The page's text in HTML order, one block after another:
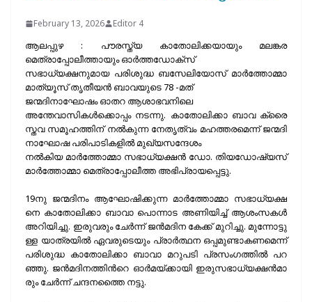
February 13, 2026 Editor 4
ആലപ്പുഴ : പൗരസ്ത്യ കാതോലിക്കയായും മലങ്കര
മെത്രാപ്പോലീത്തായും ഓ​ർ​ത്ത​ഡോ​ക്സ്
സ​ഭാ​ധ്യ​ക്ഷ​നുമായ പരിശുദ്ധ ബ​സേ​ലി​യോ​സ് മാ​ർ​ത്തോ​മ്മാ
മാ​ത്യൂ​സ് തൃ​തീ​യ​ൻ ബാ​വ​യു​ടെ 78 -മത്
ജ​ന്മ​ദി​നാ​ഘോ​ഷം ഓ​ത​റ ആ​ശാ​ഭ​വ​നി​ലെ
അ​ന്തേ​വാ​സി​ക​ൾ​ക്കൊ​പ്പം ന​ട​ന്നു. കാ​തോ​ലി​ക്കാ ബാ​വ ക്രൈ​
സ്ത​വ സ​മൂ​ഹ​ത്തി​ന് ന​ൽ​കു​ന്ന നേ​തൃ​ത്വം മ​ഹ​ത്ത​ര​മെ​ന്ന് ജ​ന്മ​ദി​
നാ​ഘോ​ഷ പ​രി​പാ​ടി​ക​ളി​ൽ മു​ഖ്യ​സ​ന്ദേ​ശം
ന​ൽ​കി​യ മാ​ർ​ത്തോ​മ്മാ സ​ഭാ​ധ്യ​ക്ഷ​ൻ ഡോ. ​തി​യ​ഡോ​ഷ്യ​സ്
മാ​ർ​ത്തോ​മ്മാ മെ​ത്രാ​പ്പോ​ലീ​ത്ത അഭിപ്രായപ്പെട്ടു.
19നു ​ജ​ന്മ​ദി​നം ആ​ഘോ​ഷി​ക്കു​ന്ന മാ​ർ​ത്തോ​മ്മാ സ​ഭാ​ധ്യ​ക്ഷ​
നെ കാ​തോ​ലി​ക്കാ ബാ​വാ പൊ​ന്നാ​ട അ​ണി​യി​ച്ച് ആ​ശം​സ​ക​ൾ
അ​റി​യി​ച്ചു. ഇ​രു​വ​രും ചേ​ർ​ന്ന് ജ​ൻ​മ​ദി​ന കേ​ക്ക് മു​റി​ച്ചു. മു​ന്നോ​ട്ടു​
ള്ള യാ​ത്ര​യി​ൽ ഏ​വ​രു​ടെ​യും പ്രാ​ർ​ത്ഥ​ന ഒ​പ്പ​മു​ണ്ടാ​ക​ണ​മെ​ന്ന്
പ​രി​ശു​ദ്ധ കാ​തോ​ലി​ക്കാ ബാ​വാ മ​റു​പ​ടി പ്ര​സം​ഗ​ത്തി​ൽ പ​റ​
ഞ്ഞു. ജ​ൻ​മ​ദി​ന​ത്തി​ന്‍റെ ഓ​ർ​മ​യ്ക്കാ​യി ഇ​രു​സ​ഭാ​ധ്യ​ക്ഷ​ൻ​മാ​
രും ചേ​ർ​ന്ന് ച​ന്ദ​ന​ത്തൈ ന​ട്ടു.